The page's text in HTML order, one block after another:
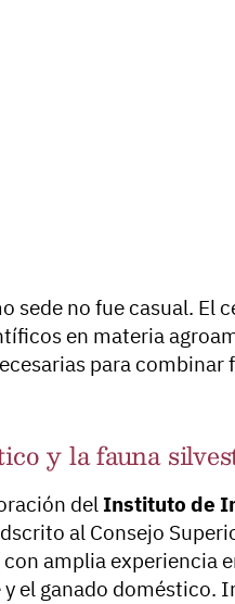
sede no fue casual. El
en materia
para
y la fauna
del Instituto de
al Consejo
con amplia experiencia
el ganado doméstico.